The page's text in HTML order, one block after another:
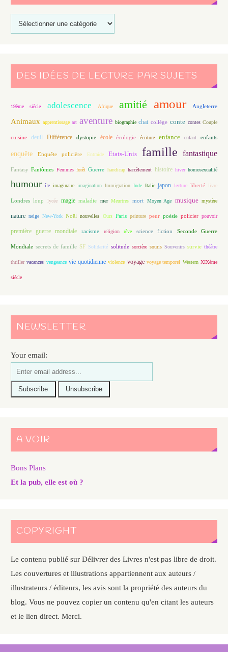
DES IDÉES DE LECTURE PAR SUJETS
19ème siècle adolescence Afrique amitié amour Angleterre
Animaux apprentissage art aventure biographie chat collège conte contes Couple
cuisine deuil Différence dystopie école écologie écriture enfance enfant enfants
enquête Enquête policière Entraide Etats-Unis famille fantastique
Fantasy Fantômes Femmes forêt Guerre handicap harcèlement histoire hiver homosexualité
humour île imaginaire imagination Immigration Inde Italie japon lecture liberté livre
Londres loup lycée magie maladie mer Meurtres mort Moyen Age musique mystère
nature neige New-York Noël nouvelles Ours Paris peinture peur poésie policier pouvoir
première guerre mondiale racisme religion rêve science fiction Seconde Guerre
Mondiale secrets de famille SF Solidarité solitude sorcière souris Souvenirs survie théâtre
thriller vacances vengeance vie quotidienne violence voyage voyage temporel Western XIXème
siècle
NEWSLETTER
Your email:
A VOIR
Bons Plans
Et la pub, elle est où ?
COPYRIGHT
Le contenu publié sur Délivrer des Livres n'est pas libre de droit.
Les couvertures et illustrations appartiennent aux auteurs /
illustrateurs / éditeurs, les avis sont la propriété des auteurs du
blog. Vous ne pouvez copier un contenu qu'en citant les auteurs
et le lien direct. Merci.